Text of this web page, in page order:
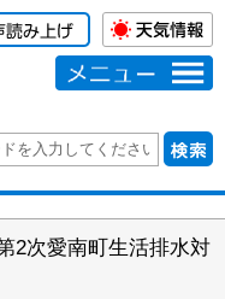
メニュー
2次愛南町生活排水対